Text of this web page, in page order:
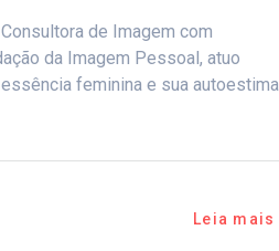
de Imagem com
da Imagem Pessoal, atuo
feminina e sua autoestima
Leia mais